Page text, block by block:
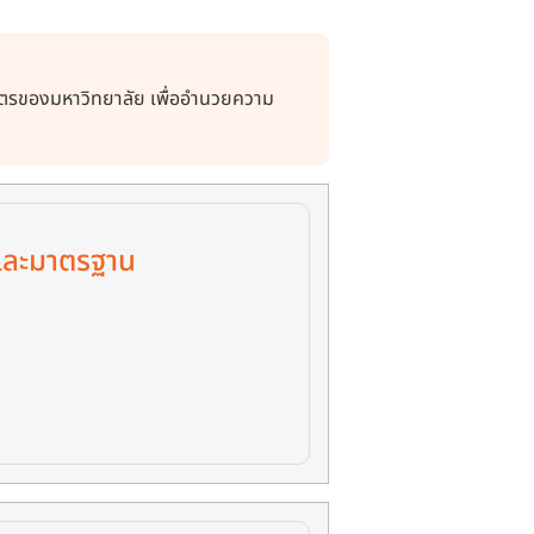
ของมหาวิทยาลัย เพื่ออำนวยความ
ะมาตรฐาน